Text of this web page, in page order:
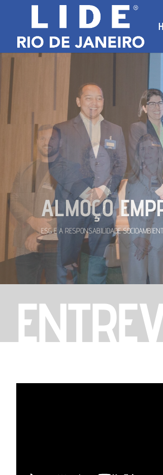
ALMOÇO
ESG E A RESPONSABILIDADE